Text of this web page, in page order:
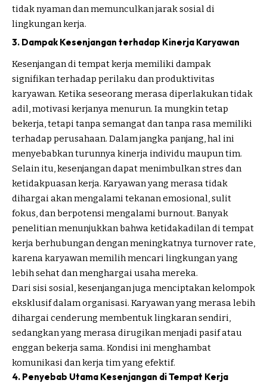
tidak nyaman dan memunculkan jarak sosial di
lingkungan kerja.
3. Dampak Kesenjangan terhadap Kinerja Karyawan
Kesenjangan di tempat kerja memiliki dampak
signifikan terhadap perilaku dan produktivitas
karyawan. Ketika seseorang merasa diperlakukan tidak
adil, motivasi kerjanya menurun. Ia mungkin tetap
bekerja, tetapi tanpa semangat dan tanpa rasa memiliki
terhadap perusahaan. Dalam jangka panjang, hal ini
menyebabkan turunnya kinerja individu maupun tim.
Selain itu, kesenjangan dapat menimbulkan stres dan
ketidakpuasan kerja. Karyawan yang merasa tidak
dihargai akan mengalami tekanan emosional, sulit
fokus, dan berpotensi mengalami burnout. Banyak
penelitian menunjukkan bahwa ketidakadilan di tempat
kerja berhubungan dengan meningkatnya turnover rate,
karena karyawan memilih mencari lingkungan yang
lebih sehat dan menghargai usaha mereka.
Dari sisi sosial, kesenjangan juga menciptakan kelompok
eksklusif dalam organisasi. Karyawan yang merasa lebih
dihargai cenderung membentuk lingkaran sendiri,
sedangkan yang merasa dirugikan menjadi pasif atau
enggan bekerja sama. Kondisi ini menghambat
komunikasi dan kerja tim yang efektif.
4. Penyebab Utama Kesenjangan di Tempat Kerja